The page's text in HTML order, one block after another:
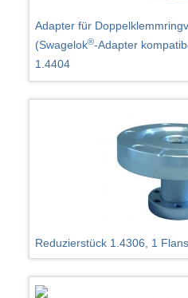
Adapter für
(Swagelok®-Adapter
1.4404
Reduzierstück 1.4306, 1